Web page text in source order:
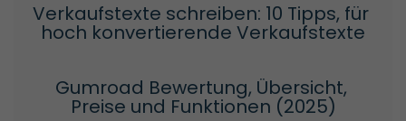
Verkaufstexte schreiben: 10 Tipps, für
hoch konvertierende Verkaufstexte
Gumroad Bewertung, Übersicht,
Preise und Funktionen (2025)